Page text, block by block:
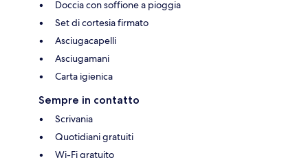
Doccia con soffione a pioggia
Set di cortesia firmato
Asciugacapelli
Asciugamani
Carta igienica
Sempre in contatto
Scrivania
Quotidiani gratuiti
Wi-Fi gratuito